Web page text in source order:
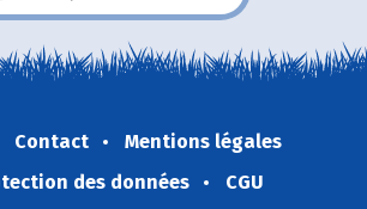
Contact
Mentions légales
des données
CGU